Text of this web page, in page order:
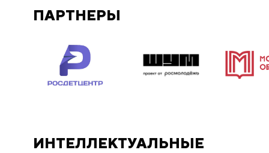
ПАРТНЕРЫ
ИНТЕЛЛЕКТУАЛЬНЫЕ